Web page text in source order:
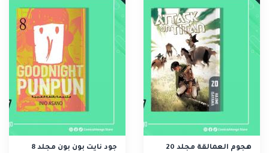
هجوم العمالقة مجلد 20 جود نايت بون بون مجلد 8